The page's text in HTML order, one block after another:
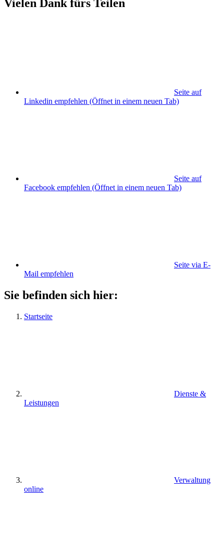
Vielen Dank fürs Teilen
Seite auf
Linkedin empfehlen (Öffnet in einem neuen Tab)
Seite auf
Facebook empfehlen (Öffnet in einem neuen Tab)
Seite via E-
Mail empfehlen
Sie befinden sich hier:
Startseite
Dienste &
Leistungen
Verwaltung
online